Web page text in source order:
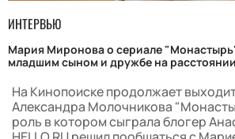
ИНТЕРВЬЮ
Мария Миронова о сериале
младшим сыном и дружбе на расстоянии
На Кинопоиске продолжает
Александра Молочникова
роль в котором сыграла блогер